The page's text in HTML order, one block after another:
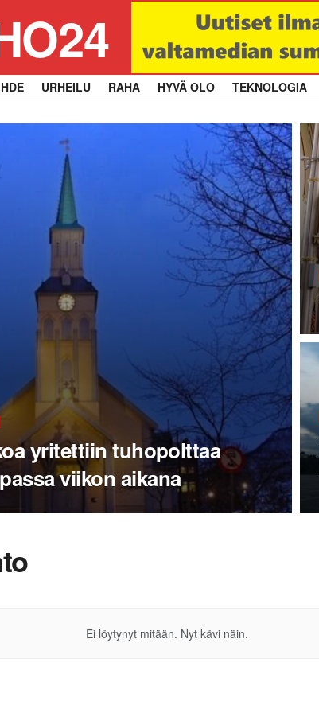
URHEILU RAHA HYVÄ OLO TEKNOLOGIA
yritettiin tuhopolttaa
viikon aikana
Ei löytynyt mitään. Nyt kävi näin.